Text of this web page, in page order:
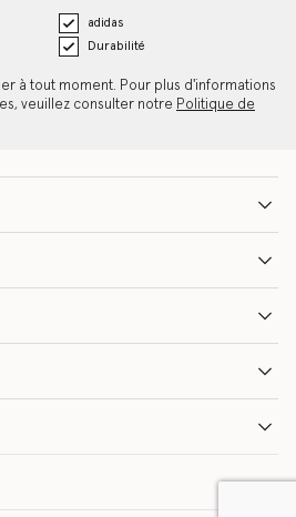
adidas
Durabilité
à tout moment. Pour plus d'informations
veuillez consulter notre Politique de